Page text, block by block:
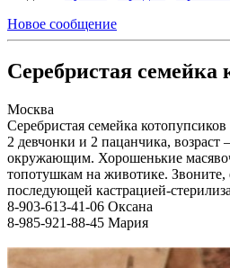
Новое сообщение
Серебристая семейка
Москва
Серебристая семейка
2 девчонки и 2 пацанчика,
окружающим. Хорошенькие
топотушкам на животике. Звоните,
последующей кастрацией-
8-903-613-41-06 Оксана
8-985-921-88-45 Мария